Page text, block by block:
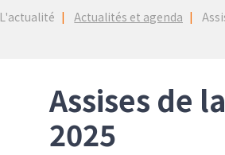
L'actualité Actualités et agenda Assises
Assises de
2025